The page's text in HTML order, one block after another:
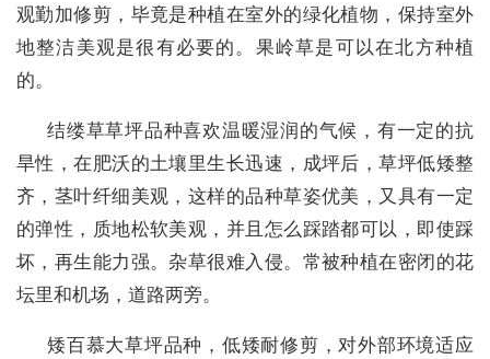
观勤加修剪，毕竟是种植在室外的绿化植物，保持室外
地整洁美观是很有必要的。果岭草是可以在北方种植
的。
结缕草草坪品种喜欢温暖湿润的气候，有一定的抗
旱性，在肥沃的土壤里生长迅速，成坪后，草坪低矮整
齐，茎叶纤细美观，这样的品种草姿优美，又具有一定
的弹性，质地松软美观，并且怎么踩踏都可以，即使踩
坏，再生能力强。杂草很难入侵。常被种植在密闭的花
坛里和机场，道路两旁。
矮百慕大草坪品种，低矮耐修剪，对外部环境适应